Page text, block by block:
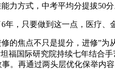
力方式，中考平均分提拔50分
只要做到这一点，医疗、
焦点不只是提分，进修”为
福国际研究院持续七年结合手
。再通过两头层优化保举